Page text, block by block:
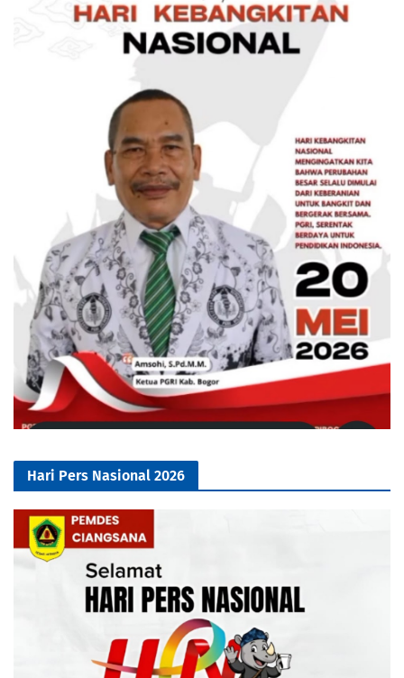
Hari Pers Nasional 2026